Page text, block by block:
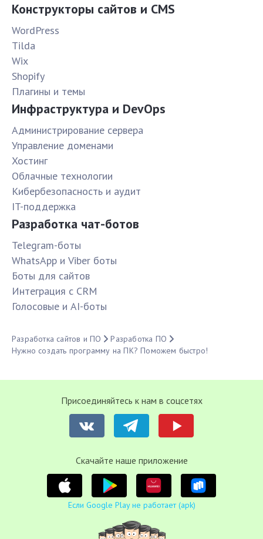
Конструкторы сайтов и CMS
WordPress
Tilda
Wix
Shopify
Плагины и темы
Инфраструктура и DevOps
Администрирование сервера
Управление доменами
Хостинг
Облачные технологии
Кибербезопасность и аудит
IT-поддержка
Разработка чат-ботов
Telegram-боты
WhatsApp и Viber боты
Боты для сайтов
Интеграция с CRM
Голосовые и AI-боты
Разработка сайтов и ПО
Разработка ПО
Нужно создать программу на ПК? Поможем быстро!
Присоединяйтесь к нам в соцсетях
Cкачайте наше приложение
Если Google Play не работает (apk)